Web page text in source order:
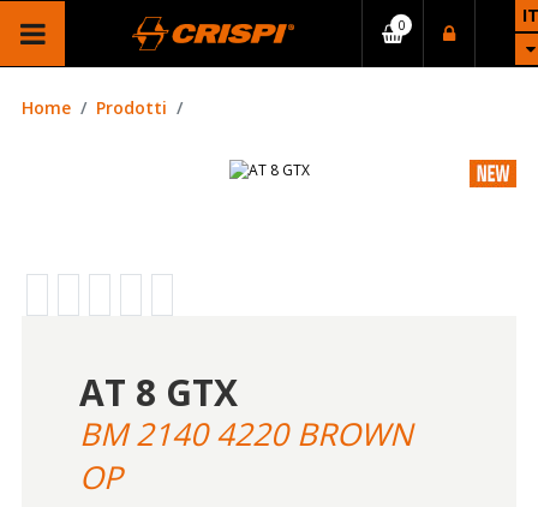
IT
Home Prodotti
AT 8 GTX
BM 2140 4220 BROWN
OP